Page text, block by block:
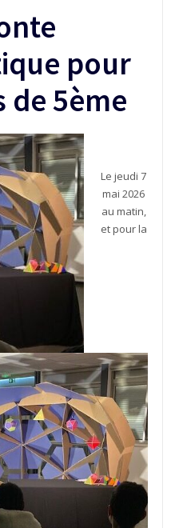
pour
de 5ème
Le jeudi 7
mai 2026
au matin,
et pour la